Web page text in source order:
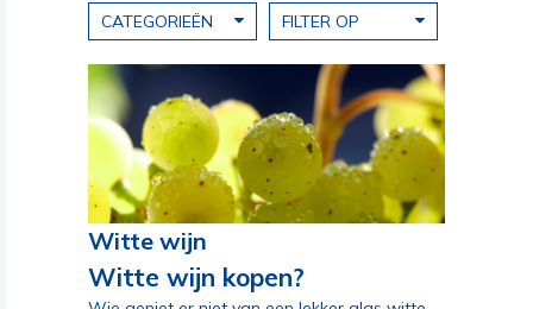
CATEGORIEËN FILTER OP
Witte wijn
Witte wijn kopen?